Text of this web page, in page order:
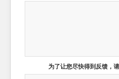
为了让您尽快得到反馈，